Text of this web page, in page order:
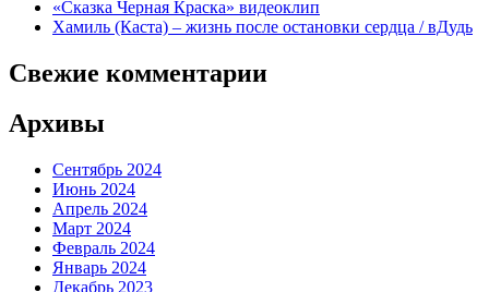
«Сказка Черная Краска» видеоклип
Хамиль (Каста) – жизнь после остановки сердца / вДудь
Свежие комментарии
Архивы
Сентябрь 2024
Июнь 2024
Апрель 2024
Март 2024
Февраль 2024
Январь 2024
Декабрь 2023